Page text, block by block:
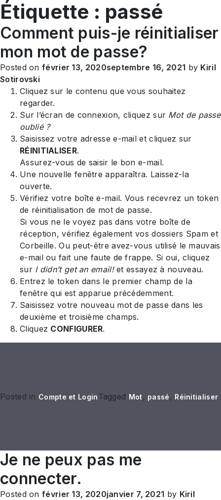
Étiquette : passé
Comment puis-je réinitialiser
mon mot de passe?
Posted on février 13, 2020septembre 16, 2021 by Kiril
Sotirovski
Cliquez sur le contenu que vous souhaitez
regarder.
Sur l’écran de connexion, cliquez sur Mot de passe
oublié ?
Saisissez votre adresse e-mail et cliquez sur
RÉINITIALISER.
Assurez-vous de saisir le bon e-mail.
Une nouvelle fenêtre apparaîtra. Laissez-la
ouverte.
Vérifiez votre boîte e-mail. Vous recevrez un token
de réinitialisation de mot de passe.
Si vous ne le voyez pas dans votre boîte de
réception, vérifiez également vos dossiers Spam et
Corbeille. Ou peut-être avez-vous utilisé le mauvais
e-mail ou fait une faute de frappe. Si oui, cliquez
sur I didn’t get an email!et essayez à nouveau.
Entrez le token dans le premier champ de la
fenêtre qui est apparue précédemment.
Saisissez votre nouveau mot de passe dans les
deuxième et troisième champs.
Cliquez CONFIGURER.
Posted in Compte et LoginTagged Mot, passé, Réinitialiser
Je ne peux pas me
connecter.
Posted on février 13, 2020janvier 7, 2021 by Kiril